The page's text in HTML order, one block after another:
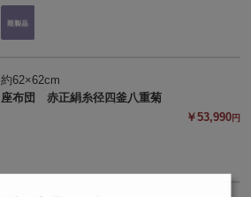
約62×62cm
座布団 赤正絹糸径四釜八重菊
￥53,990円